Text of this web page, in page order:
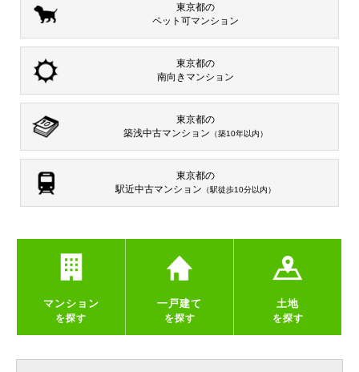
東京都の
ペット可マンション
東京都の
南向き マンション
東京都の
築浅中古マンション （築10年以内）
東京都の
駅近中古マンション （駅徒歩10分以内）
マンション
を探す
一戸建て
を探す
土地
を探す